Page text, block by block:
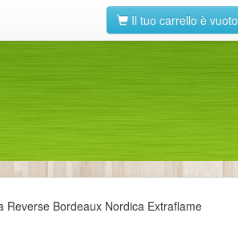
Il tuo carrello è vuoto
Reverse Bordeaux Nordica Extraflame